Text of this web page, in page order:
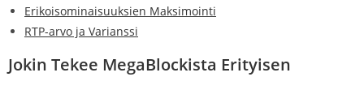
Erikoisominaisuuksien Maksimointi
RTP-arvo ja Varianssi
Jokin Tekee MegaBlockista Erityisen